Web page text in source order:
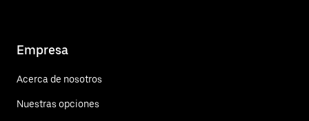
Empresa
Acerca de nosotros
Nuestras opciones